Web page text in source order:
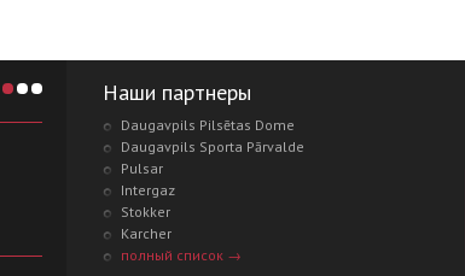
Наши партнеры
Daugavpils Pilsētas Dome
Daugavpils Sporta Pārvalde
Pulsar
Intergaz
Stokker
Karcher
полный список →